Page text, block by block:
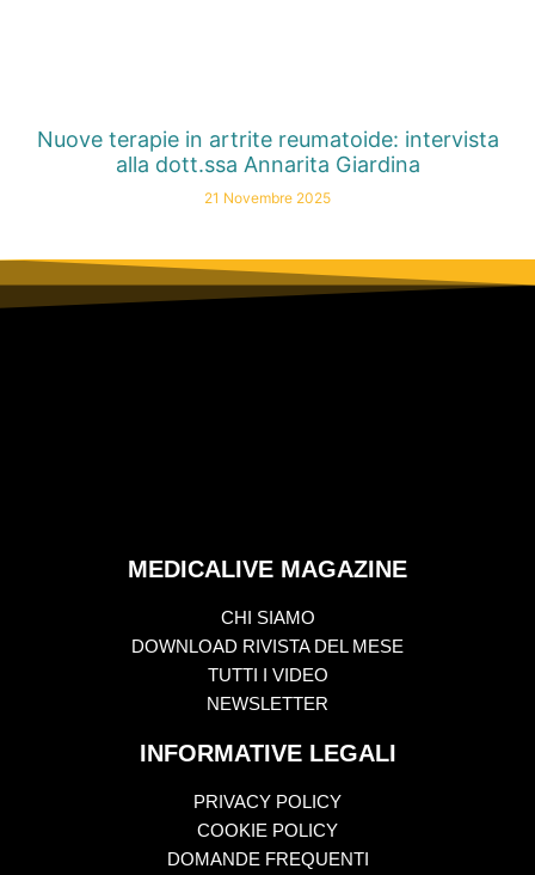
Nuove terapie in artrite reumatoide: intervista
alla dott.ssa Annarita Giardina
21 Novembre 2025
MEDICALIVE MAGAZINE
CHI SIAMO
DOWNLOAD RIVISTA DEL MESE
TUTTI I VIDEO
NEWSLETTER
INFORMATIVE LEGALI
PRIVACY POLICY
COOKIE POLICY
DOMANDE FREQUENTI